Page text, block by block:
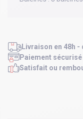
Livraison en 48h -
Paiement sécurisé
Satisfait ou